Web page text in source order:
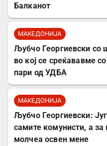
Балканот
МАКЕДОНИЈА
Љубчо Георгиевски со
во кој се среќававме
пари од УДБА
МАКЕДОНИЈА
Љубчо Георгиевски:
самите комунисти, а за
молчеа освен мене